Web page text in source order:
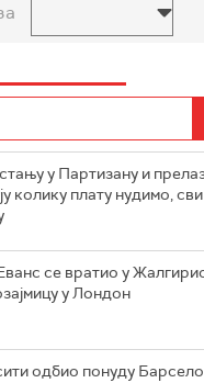
у Партизану и
колику плату нудимо,
се вратио у
у Лондон
одбио понуду